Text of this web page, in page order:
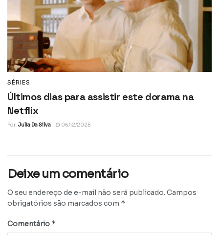
SÉRIES
Últimos dias para assistir este dorama na
Netflix
Por Julia Da Silva 06/12/2025
Deixe um comentário
O seu endereço de e-mail não será publicado. Campos
obrigatórios são marcados com *
Comentário *